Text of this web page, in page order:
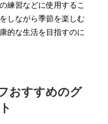
練習などに使用するこ
しながら季節を楽しむ
的な生活を目指すのに
おすすめのグ